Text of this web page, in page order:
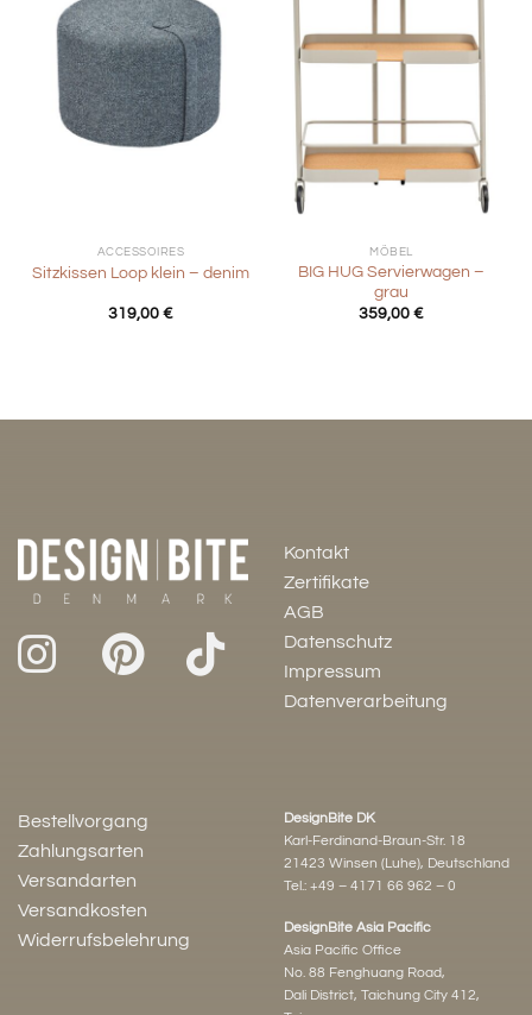
ACCESSOIRES
Sitzkissen Loop klein – denim
319,00 €
MÖBEL
BIG HUG Servierwagen –
grau
359,00 €
Kontakt
Zertifikate
AGB
Datenschutz
Impressum
Datenverarbeitung
Bestellvorgang
Zahlungsarten
Versandarten
Versandkosten
Widerrufsbelehrung
DesignBite DK
Karl-Ferdinand-Braun-Str. 18
21423 Winsen (Luhe), Deutschland
Tel.: +49 – 4171 66 962 – 0
DesignBite Asia Pacific
Asia Pacific Office
No. 88 Fenghuang Road,
Dali District, Taichung City 412,